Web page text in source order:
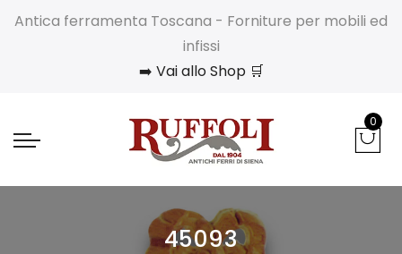
Antica ferramenta Toscana - Forniture per mobili ed
infissi
➡️ Vai allo Shop 🛒
0
45093